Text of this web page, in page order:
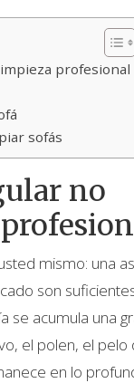
profesional
sofás
no
mismo: una
son
se acumula una
el polen, el pelo
en lo